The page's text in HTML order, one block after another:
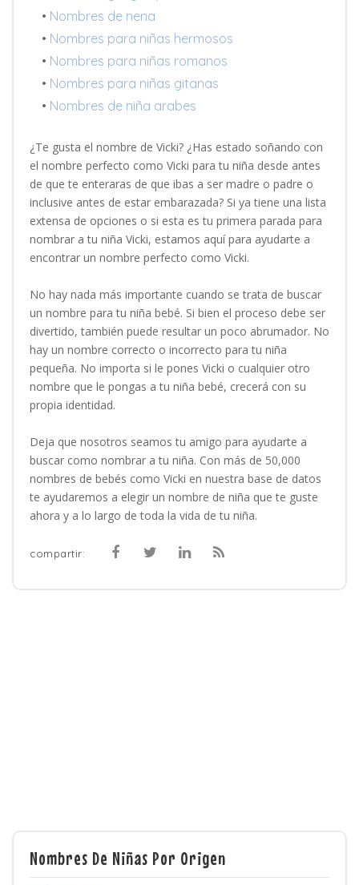
• Nombres de nena
• Nombres para niñas hermosos
• Nombres para niñas romanos
• Nombres para niñas gitanas
• Nombres de niña arabes
¿Te gusta el nombre de Vicki? ¿Has estado soñando con
el nombre perfecto como Vicki para tu niña desde antes
de que te enteraras de que ibas a ser madre o padre o
inclusive antes de estar embarazada? Si ya tiene una lista
extensa de opciones o si esta es tu primera parada para
nombrar a tu niña Vicki, estamos aquí para ayudarte a
encontrar un nombre perfecto como Vicki.
No hay nada más importante cuando se trata de buscar
un nombre para tu niña bebé. Si bien el proceso debe ser
divertido, también puede resultar un poco abrumador. No
hay un nombre correcto o incorrecto para tu niña
pequeña. No importa si le pones Vicki o cualquier otro
nombre que le pongas a tu niña bebé, crecerá con su
propia identidad.
Deja que nosotros seamos tu amigo para ayudarte a
buscar como nombrar a tu niña. Con más de 50,000
nombres de bebés como Vicki en nuestra base de datos
te ayudaremos a elegir un nombre de niña que te guste
ahora y a lo largo de toda la vida de tu niña.
compartir:
Nombres De Niñas Por Origen